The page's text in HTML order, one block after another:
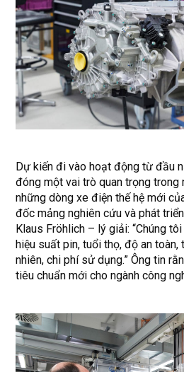
Dự kiến đi vào hoạt động từ đầu
đóng một vai trò quan trọng trong
những dòng xe điện thế hệ mới
đốc mảng nghiên cứu và phát
Klaus Fröhlich – lý giải: “Chúng
hiệu suất pin, tuổi thọ, độ an
nhiên, chi phí sử dụng.” Ông tin
tiêu chuẩn mới cho ngành công